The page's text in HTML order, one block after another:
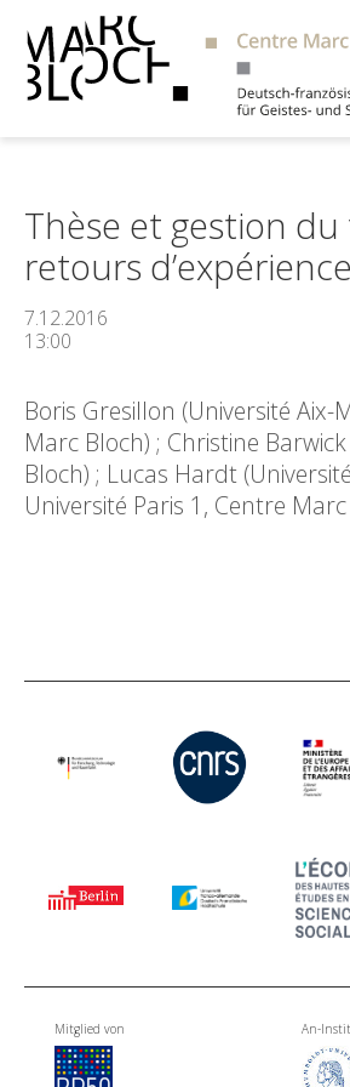
Thèse et gestion du
retours d’expérience
7.12.2016
13:00
Boris Gresillon (Université Aix-
Marc Bloch) ; Christine
Bloch) ; Lucas Hardt
Université Paris 1, Centre
Mitglied von An-